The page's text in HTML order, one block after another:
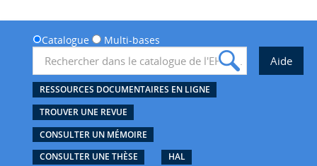
Catalogue Multi-bases
RESSOURCES DOCUMENTAIRES EN LIGNE
TROUVER UNE REVUE
CONSULTER UN MÉMOIRE
CONSULTER UNE THÈSE
HAL